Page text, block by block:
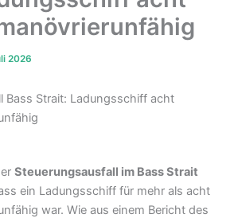
2026
Steuerungsausfall im Bass Strait
ein Ladungsschiff für mehr als acht
war. Wie aus einem Bericht des